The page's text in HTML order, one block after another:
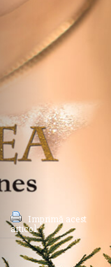
Imprimă acest
articol